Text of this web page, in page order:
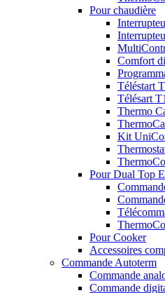
Pour chaudière
Comfort
Téléstart
Télésart
Thermo
Kit
Pour Dual Top
Pour Cooker
Accessoires
Commande Autoterm
Commande
Commande